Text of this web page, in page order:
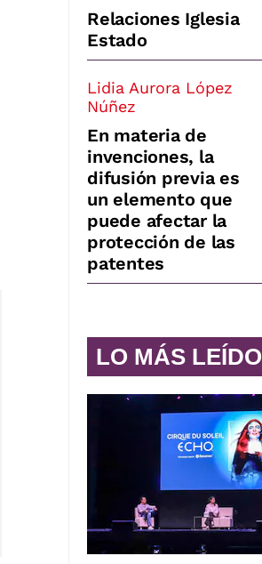
Relaciones Iglesia
Estado
Lidia Aurora López
Núñez
En materia de
invenciones, la
difusión previa es
un elemento que
puede afectar la
protección de las
patentes
LO MÁS LEÍDO